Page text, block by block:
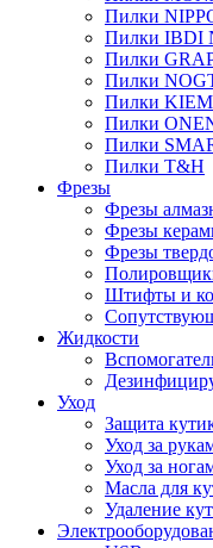
Пилки
Пилки IBDI
Пилки
Пилки
Пилки
Пилки
Пилки
Пилки T&H
Фрезы
Фрезы
Фрезы
Фрезы
Штифты и
Жидкости
Уход
Защита
Уход за
Уход за
Масла для
Удаление